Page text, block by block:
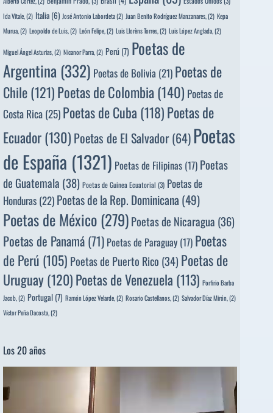
Ida Vitale, (2) Italia (6) José Antonio Labordeta(2) Juan Benito Rodríguez Manzanares, (2) Kepa
Murua, (2) Leopoldo de Luis, (2) León Felipe, (2) Luis Llorèns Torres, (2) Luis López Anglada, (2)
Miguel Ángel Asturias, (2) Nicanor Parra, (2) Perú (7) Poetas de
Argentina (332) Poetas de Bolivia (21) Poetas de
Chile(121)Poetas de Colombia(140) Poetas de
Costa Rica(25)Poetas de Cuba (118)Poetas de
Ecuador(130) Poetas de El Salvador(64)Poetas
de España (1321) Poetas de Filipinas (17) Poetas
de Guatemala (38) Poetas de Guinea Ecuatorial (3) Poetas de
Honduras (22) Poetas de la Rep. Dominicana (49)
Poetas de México(279)Poetas de Nicaragua (36)
Poetas de Panamá (71) Poetas de Paraguay (17) Poetas
de Perú (105) Poetas de Puerto Rico (34) Poetas de
Uruguay(120)Poetas de Venezuela (113) Porfirio Barba
Jacob, (2) Portugal (7) Ramón López Velarde, (2) Rosario Castellanos, (2) Salvador Díaz Mirón, (2)
Víctor Peña Dacosta, (2)
Los 20 años
de
vídeo